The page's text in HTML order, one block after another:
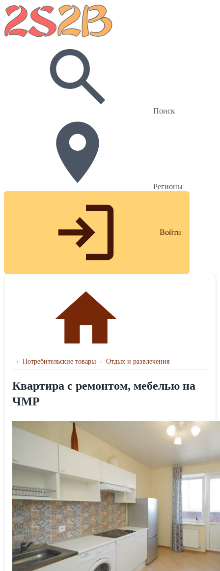
Поиск
Регионы
Войти
› Потребительские товары › Отдых и развлечения
Квартира с ремонтом, мебелью на
ЧМР